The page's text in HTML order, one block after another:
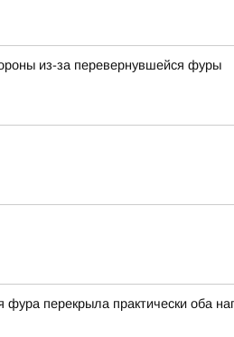
из-за перевернувшейся фуры
перекрыла практически оба